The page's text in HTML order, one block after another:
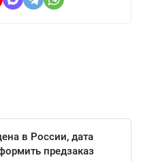
в России, дата
предзаказ